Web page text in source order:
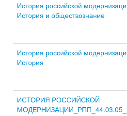
История российской
История и обществознание
История российской
История
ИСТОРИЯ РОССИЙСКОЙ
МОДЕРНИЗАЦИИ_РПП_44.03.05_